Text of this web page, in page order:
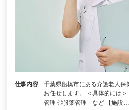
仕事内容
千葉県船橋市にある介護老人保
お任せします。 ＜具体的には
管理 ◎服薬管理 など 【施設…